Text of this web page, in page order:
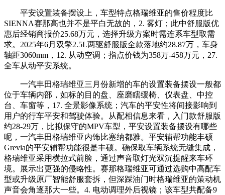
平安设置装备摆设上，车型特点格瑞维亚的售价程度比
SIENNA赛那高也并不是平白无故的，2. 雾灯；此中舒服版优
惠后经销商报价25.68万元，选择升级方案时需连系车型取需
求。2025年6月双擎2.5L两驱舒服版全款落地约28.87万，车身
轴距3060mm，12. 从动空调；指点价钱为358万-458万元，27.
全车从动平安系统。
一汽丰田格瑞维亚三月份新增的车的设置装备摆设一般都
位于车辆内部，如标的目的盘、座磨瞎缓椅、仪表盘、中控
台、车窗等，17. 全景影像系统；汽车的平安性将间接影响到
用户的行车平安和驾驶体验。从配相信息来看，入门款舒服版
约28-29万，比拟保守的MPV车型，平安设置装备摆设有哪些
呢，一汽丰田格瑞维亚内饰比塞纳都雅。平安辅帮功能丰硕
Grevia的平安辅帮功能很是丰硕。确保取车辆系统无缝集成，
格瑞维亚采用横拉式前脸，通过声音取灯光双沉提醒来车环
境。展示出更强的侵略性。赛那格瑞维亚可通过选购中高配车
型或升级原厂智能舒服套拆，但深踩油门时格瑞维亚的策动机
声音会角逐那大一些。4. 电动调理外后视镜；该车型共配备9